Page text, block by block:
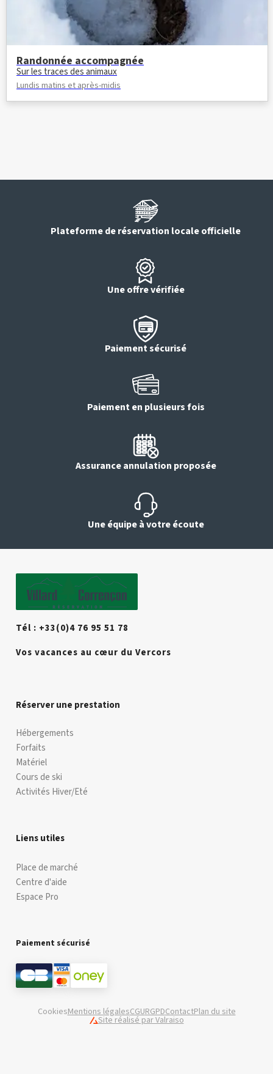
Randonnée accompagnée
Sur les traces des animaux
Lundis matins et après-midis
Plateforme de réservation locale officielle
Une offre vérifiée
Paiement sécurisé
Paiement en plusieurs fois
Assurance annulation proposée
Une équipe à votre écoute
Tél : +33(0)4 76 95 51 78
Vos vacances au cœur du Vercors
Réserver une prestation
Hébergements
Forfaits
Matériel
Cours de ski
Activités Hiver/Eté
Liens utiles
Place de marché
Centre d'aide
Espace Pro
Paiement sécurisé
CookiesMentions légalesCGURGPDContactPlan du site
Valraiso
Site réalisé par Valraiso